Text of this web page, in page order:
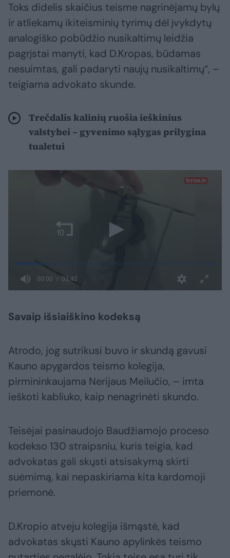
Toks didelis skaičius teisme nagrinėjamų bylų
ir atliekamų ikiteisminių tyrimų dėl įvykdytų
analogiško pobūdžio nusikaltimų leidžia
pagrįstai manyti, kad D.Kropas, būdamas
nesuimtas, gali padaryti naujų nusikaltimų“, –
teigiama advokato skunde.
Trečdalis kalinių ruošia ieškinius
valstybei – gyvenimo sąlygas prilygina
tualetui
Savaip išsiaiškino kodeksą
Atrodo, jog sutrikusi buvo ir skundą gavusi
Kauno apygardos teismo kolegija,
pirmininkaujama Nerijaus Meilučio, – imta
ieškoti kabliuko, kaip nenagrinėti skundo.
Teisėjai pasinaudojo Baudžiamojo proceso
kodekso 130 straipsniu, kuris teigia, kad
advokatas gali skųsti atsisakymą skirti
suėmimą, kai nepaskiriama kita kardomoji
priemonė.
D.Kropio atveju kolegija išmąstė, kad
advokatas skųsti Kauno apylinkės teismo